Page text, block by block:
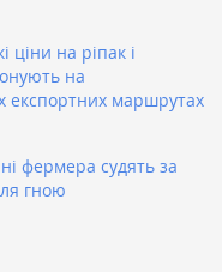
ціни на ріпак і
на
експортних маршрутах
фермера судять за
гною